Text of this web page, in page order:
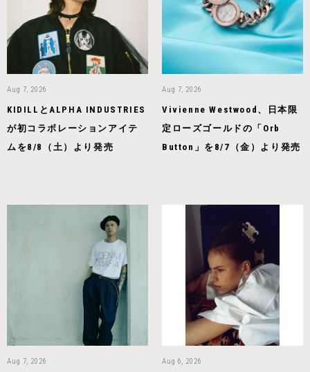
Aug 7, 2026
KIDILLとALPHA INDUSTRIES
が初コラボレーションアイテ
ムを8/8（土）より発売
Aug 7, 2026
Vivienne Westwood、日本限
定ローズゴールドの「Orb
Button」を8/7（金）より発売
Aug 7, 2026 Aug 6, 2026